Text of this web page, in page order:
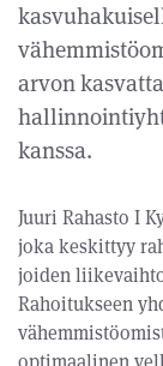
arvon
kanssa.
Juuri Rahasto I
joka keskittyy
joiden
Rahoitukseen